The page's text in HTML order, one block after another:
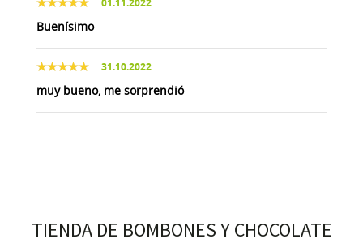
Buenísimo
31.10.2022
muy bueno, me sorprendió
TIENDA DE BOMBONES Y CHOCOLATE